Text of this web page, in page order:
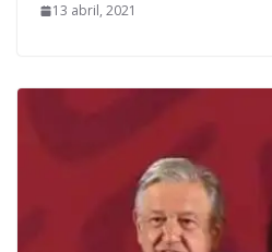
13 abril, 2021